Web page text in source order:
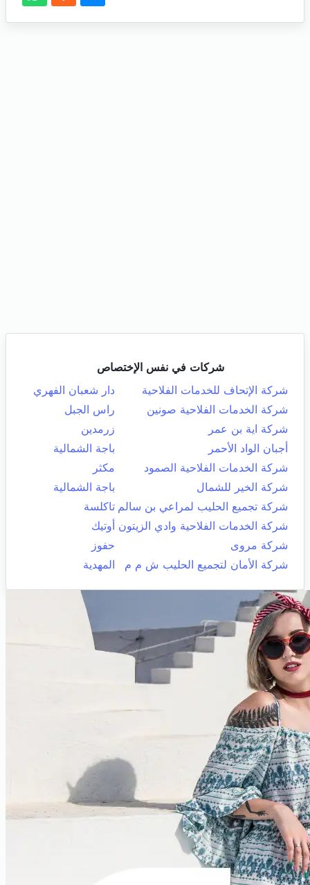
شركات في نفس الإختصاص
شركة الإتحاف للخدمات الفلاحية
دار شعبان الفهري
شركة الخدمات الفلاحية صونين
راس الجبل
شركة اية بن عمر
زرمدين
أجبان الواد الأحمر
باجة الشمالية
شركة الخدمات الفلاحية الصمود
مكثر
شركة الخير للشمال
باجة الشمالية
شركة تجميع الحليب لمراعي بن سالم تاكلسة
شركة الخدمات الفلاحية وادي الزيتون أوتيك
شركة مروى
حفوز
شركة الأمان لتجميع الحليب ش م م
المهدية